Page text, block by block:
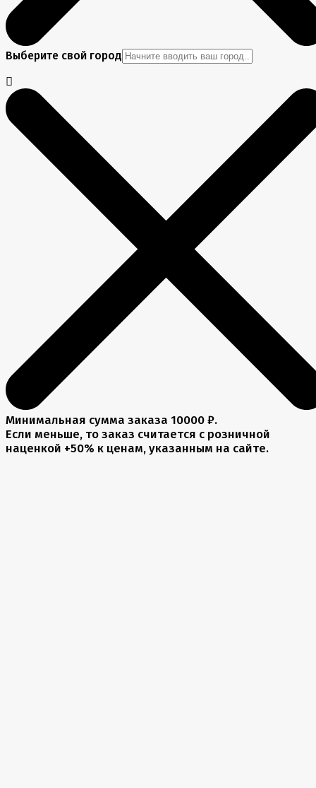
Выберите свой город
Минимальная сумма заказа 10000 ₽.
Если меньше, то заказ считается с розничной
наценкой +50% к ценам, указанным на сайте.